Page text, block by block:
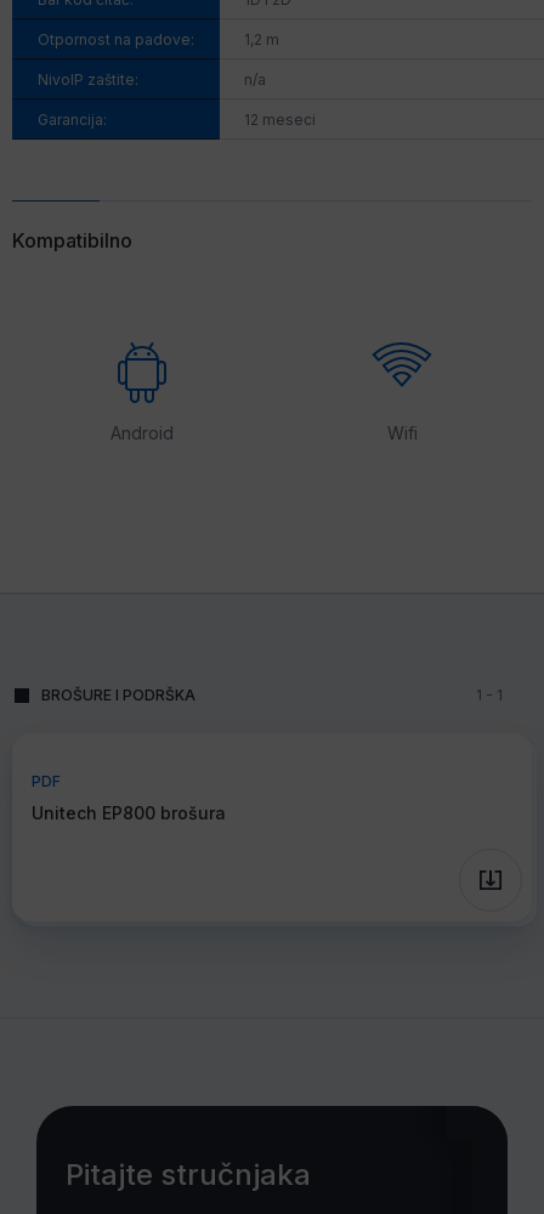
Otpornost na padove: 1,2 m
NivoIP zaštite: n/a
Garancija: 12 meseci
Kompatibilno
Android Wifi
BROŠURE I PODRŠKA 1 - 1
PDF
Unitech EP800 brošura
Pitajte stručnjaka